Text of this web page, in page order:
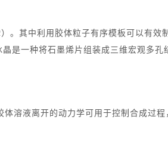
。其中利用胶体粒子有序模板可以有效
是一种将石墨烯片组装成三维宏观多
溶液离开的动力学可用于控制合成过